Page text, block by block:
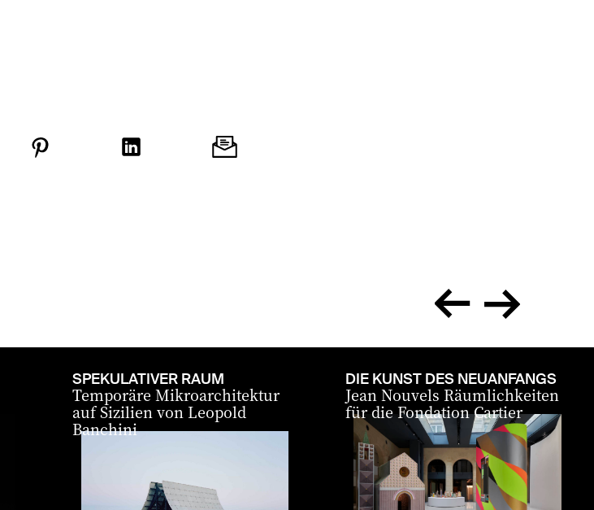
zurück
vor
SPEKULATIVER RAUM
Temporäre Mikroarchitektur
auf Sizilien von Leopold
Banchini
DIE KUNST DES NEUANFANGS
Jean Nouvels Räumlichkeiten
für die Fondation Cartier